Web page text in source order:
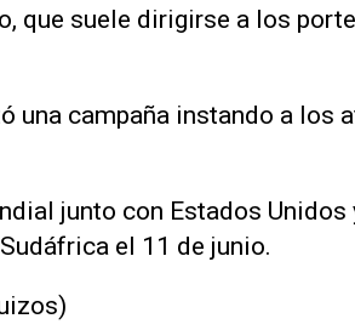
que suele dirigirse a los
una campaña ⁠instando a los
junto con Estados ​Unidos
el 11 de junio.